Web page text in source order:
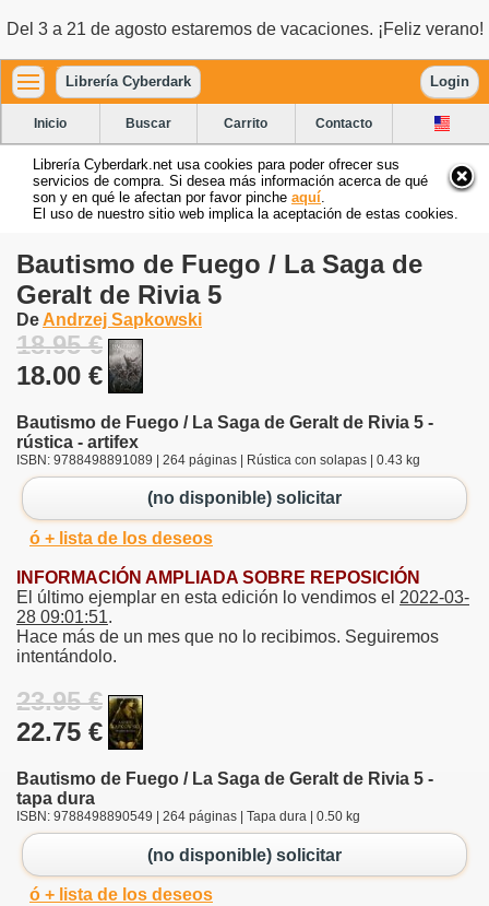
Del 3 a 21 de agosto estaremos de vacaciones. ¡Feliz verano!
Librería Cyberdark Login
Inicio Buscar Carrito Contacto
Librería Cyberdark.net usa cookies para poder ofrecer sus
servicios de compra. Si desea más información acerca de qué
son y en qué le afectan por favor pinche aquí
El uso de nuestro sitio web implica la aceptación de estas cookies.
Bautismo de Fuego / La Saga de
Geralt de Rivia 5
De Andrzej Sapkowski
18.95 €
18.00 €
Bautismo de Fuego / La Saga de Geralt de Rivia 5 -
rústica - artifex
ISBN: 9788498891089 | 264 páginas | Rústica con solapas | 0.43 kg
(no disponible) solicitar
ó + lista de los deseos
INFORMACIÓN AMPLIADA SOBRE REPOSICIÓN
El último ejemplar en esta edición lo vendimos el 2022-03-
28 09:01:51.
Hace más de un mes que no lo recibimos. Seguiremos
intentándolo.
23.95 €
22.75 €
Bautismo de Fuego / La Saga de Geralt de Rivia 5 -
tapa dura
ISBN: 9788498890549 | 264 páginas | Tapa dura | 0.50 kg
(no disponible) solicitar
ó + lista de los deseos